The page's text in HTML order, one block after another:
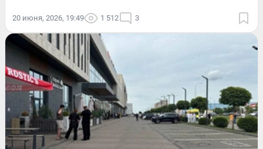
20 июня, 2026, 19:49 1 512 3